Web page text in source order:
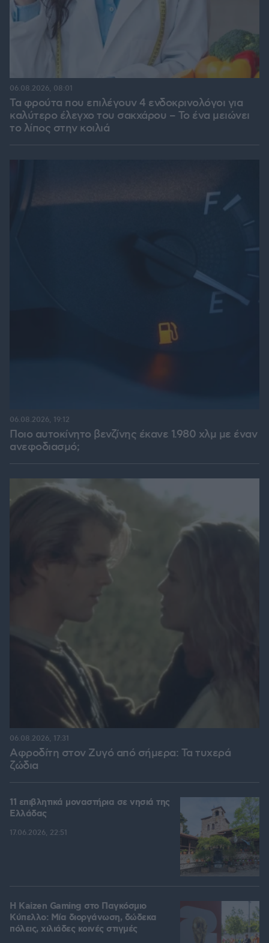
Τα φρούτα που επιλέγουν 4 ενδοκρινολόγοι για
καλύτερο έλεγχο του σακχάρου – Το ένα μειώνει
το λίπος στην κοιλιά
06.08.2026, 08:01
Ποιο αυτοκίνητο βενζίνης έκανε 1.980 χλμ με έναν
ανεφοδιασμό;
06.08.2026, 19:12
Αφροδίτη στον Ζυγό από σήμερα: Τα τυχερά
ζώδια
06.08.2026, 17:31
11 επιβλητικά μοναστήρια σε νησιά της
Ελλάδας
17.06.2026, 22:51
H Kaizen Gaming στο Παγκόσμιο
Kύπελλο: Μία διοργάνωση, δώδεκα
πόλεις, χιλιάδες κοινές στιγμές